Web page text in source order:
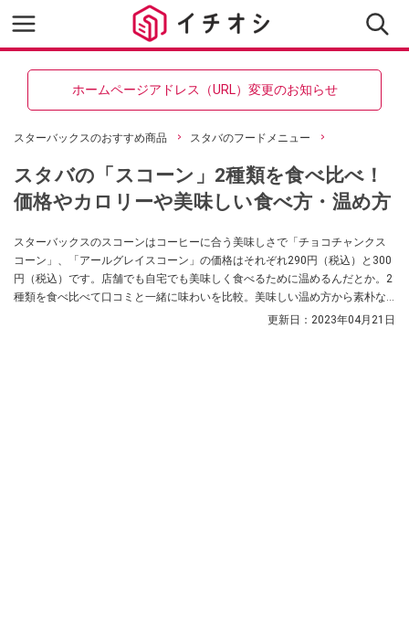
ホームページアドレス（URL）変更のお知らせ
スターバックスのおすすめ商品 スタバのフードメニュー
スタバの「スコーン」2種類を食べ比べ！
価格やカロリーや美味しい食べ方・温め方
スターバックスのスコーンはコーヒーに合う美味しさで「チョコチャンクス
コーン」、「アールグレイスコーン」の価格はそれぞれ290円（税込）と300
円（税込）です。店舗でも自宅でも美味しく食べるために温めるんだとか。2
種類を食べ比べて口コミと一緒に味わいを比較。美味しい温め方から素朴な
更新日： 2023年04月21日